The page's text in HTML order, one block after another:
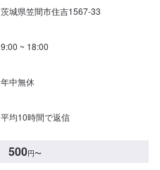
茨城県笠間市住吉1567-33
9:00 ~ 18:00
年中無休
平均10時間で返信
500円〜